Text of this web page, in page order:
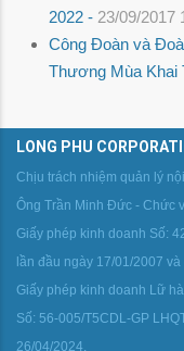
2022 - 23/09/2017
Công Đoàn và
Thương Mùa Khai
LONG PHU
Chịu trách nhiệm quản lý
Ông Trần Minh Đức - Chức
Giấy phép kinh doanh Số:
lần đầu ngày 17/01/2007
Giấy phép kinh doanh Lữ
Số: 56-005/T5CDL-GP
26/04/2024.